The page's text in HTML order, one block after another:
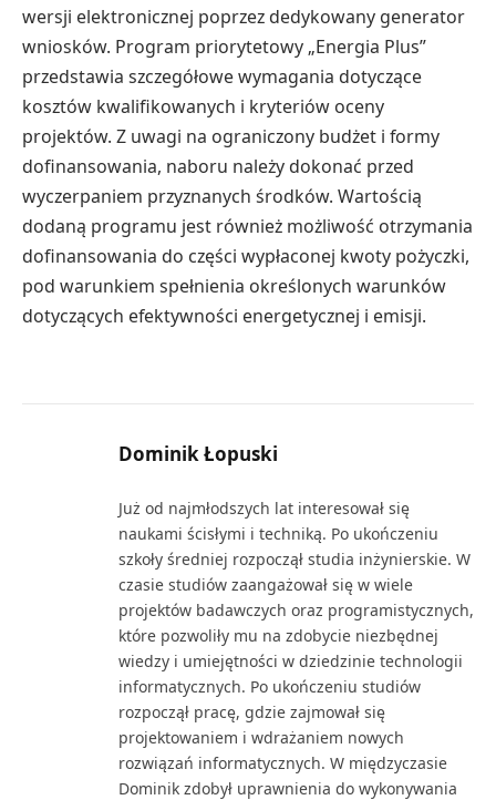
wersji elektronicznej poprzez dedykowany generator
wniosków. Program priorytetowy „Energia Plus”
przedstawia szczegółowe wymagania dotyczące
kosztów kwalifikowanych i kryteriów oceny
projektów. Z uwagi na ograniczony budżet i formy
dofinansowania, naboru należy dokonać przed
wyczerpaniem przyznanych środków. Wartością
dodaną programu jest również możliwość otrzymania
dofinansowania do części wypłaconej kwoty pożyczki,
pod warunkiem spełnienia określonych warunków
dotyczących efektywności energetycznej i emisji.
Dominik Łopuski
Już od najmłodszych lat interesował się
naukami ścisłymi i techniką. Po ukończeniu
szkoły średniej rozpoczął studia inżynierskie. W
czasie studiów zaangażował się w wiele
projektów badawczych oraz programistycznych,
które pozwoliły mu na zdobycie niezbędnej
wiedzy i umiejętności w dziedzinie technologii
informatycznych. Po ukończeniu studiów
rozpoczął pracę, gdzie zajmował się
projektowaniem i wdrażaniem nowych
rozwiązań informatycznych. W międzyczasie
Dominik zdobył uprawnienia do wykonywania